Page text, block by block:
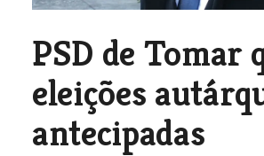
PSD de Tomar
eleições
antecipadas